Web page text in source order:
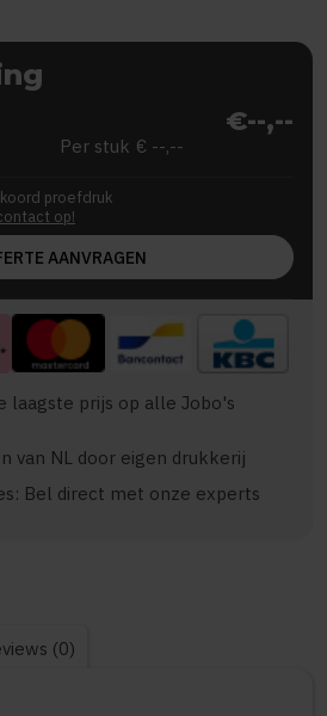
€--,--
Per stuk € --,--
proefdruk
op!
AANVRAGEN
laagste prijs op alle Jobo's
van NL door eigen drukkerij
Bel direct met onze experts
(0)